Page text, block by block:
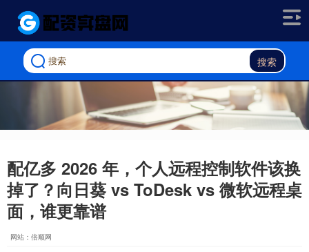
搜索
配亿多 2026 年，个人远程控制软件该换
掉了？向日葵 vs ToDesk vs 微软远程桌
面，谁更靠谱
网站：倍顺网